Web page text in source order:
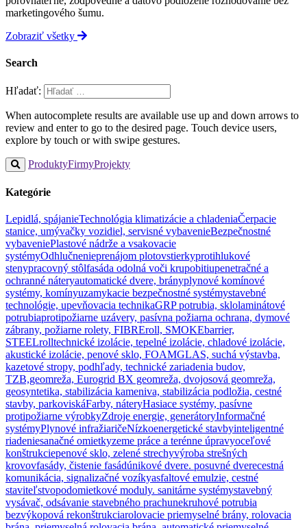
marketingového šumu.
Zobraziť všetky
Search
Hľadať:
When autocomplete results are available use up and down arrows to
review and enter to go to the desired page. Touch device users,
explore by touch or with swipe gestures.
ProduktyFirmyProjekty
Kategórie
Lepidlá, spájanieTechnológia klimatizácie a chladeniaČerpacie
stanice, umývačky vozidiel, servisné vybavenieBezpečnostné
vybaveniePlastové nádrže a vsakovacie
systémyOdhlučnenieprenájom plotovstierkyprotihlukové
stenypracovný stôlfasáda odolná voči krupobitiupenetračné a
ochranné náteryautomatické dvere, brányplynové komínové
systémy, komínyuzamykacie bezpečnostné systémystavebné
technológie, upevňovacia technikaGRP potrubia, sklolaminátové
potrubiaprotipožiarne uzávery, pasívna požiarna ochrana, dymové
zábrany, požiarne rolety, FIBREroll, SMOKEbarrier,
STEELrolltechnické izolácie, tepelné izolácie, chladové izolácie,
akustické izolácie, penové sklo, FOAMGLAS, suchá výstavba,
kazetové stropy, podhľady, technické zariadenia budov,
TZB,geomreža, Eurogrid BX geomreža, dvojosová geomreža,
geosyntetika, stabilizácia kameniva, stabilizácia podložia, cestné
stavby, parkoviskáFarby, náteryHasiace systémy, pasívne
protipožiarne výrobkyZdroje energie, generátoryInformačné
systémyPlynové infražiaričeNízkoenergetické stavbyinteligentné
riadeniesanačné omietkyzeme práce a terénne úpravyoceľové
konštrukciepenové sklo, zelené strechyvýroba strešných
krovovfasády, čistenie fasádúnikové dvere. posuvné dverecestná
komunikácia, signalizačné vozíkyasfaltové emulzie, cestné
staviteľstvopodomietkové moduly. sanitárne systémystavebný
vysávač, odsávanie stavebného prachunekruhové potrubia
bezvýkopová rekonštrukciarolovacie priemyselné brány, rolovacia